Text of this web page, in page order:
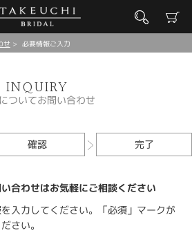
せ 必要情報ご入力
INQUIRY
ついてお問い合わせ
確認 完了
合わせはお気軽にご相談ください
入力してください。「必須」マークが
さい。